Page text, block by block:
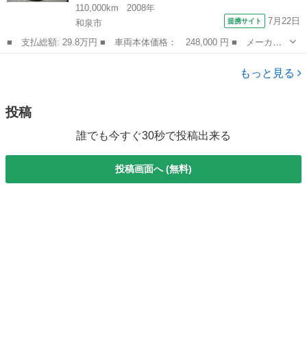
110,000km
2008年
和泉市
提携サイト 7月22日
■ 支払総額: 29.8万円 ■ 車両本体価格： 248,000 円 ■ メーカー
名： フィアット ■ 車種名： ニューパンダ ■ グレード名： Ｍ
ａｘｉ Ｗサンルーフ アルミホイール ルーフレール オートエア
もっと見る
投稿
誰でも今すぐ30秒で投稿出来る
投稿画面へ (無料)